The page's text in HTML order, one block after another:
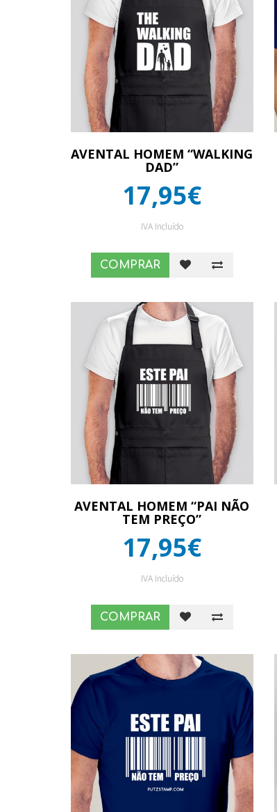
AVENTAL HOMEM “WALKING
DAD”
17,95€
IVA Incluído
COMPRAR
AVENTAL HOMEM “PAI NÃO
TEM PREÇO”
17,95€
IVA Incluído
COMPRAR